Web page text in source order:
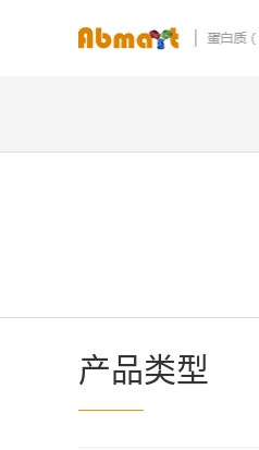
产品类型